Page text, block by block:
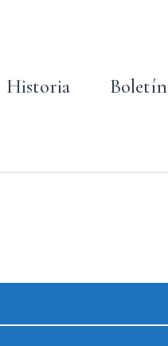
Historia Boletín